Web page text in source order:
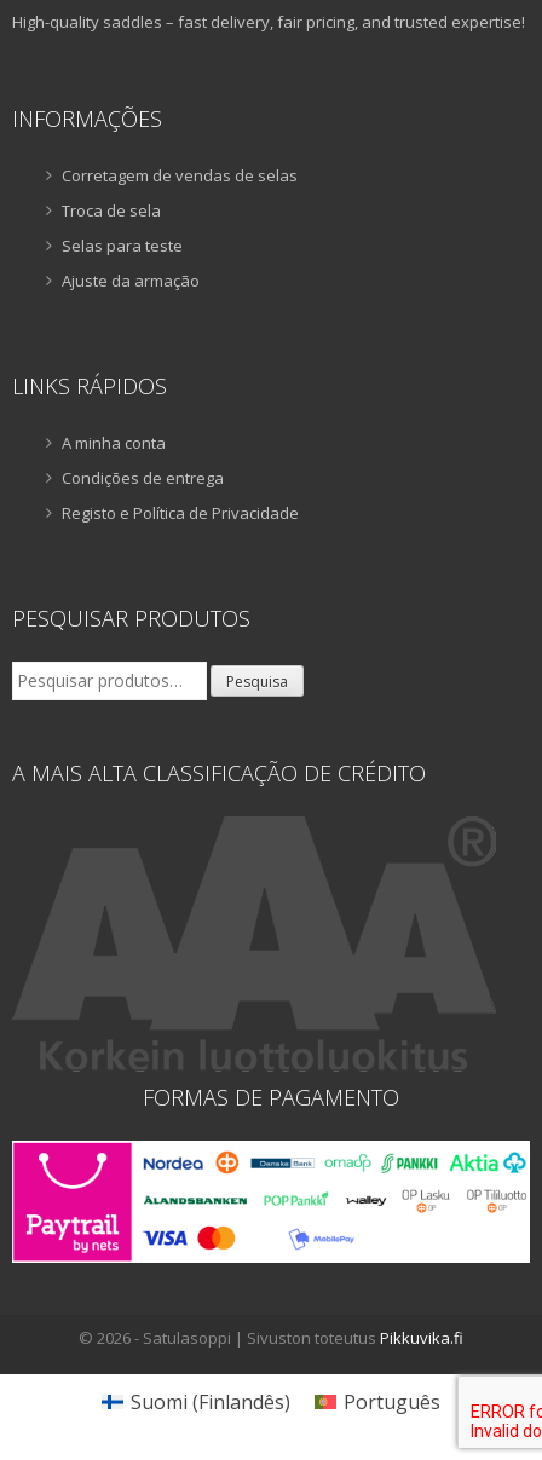
High-quality saddles – fast delivery, fair pricing, and trusted expertise!
INFORMAÇÕES
Corretagem de vendas de selas
Troca de sela
Selas para teste
Ajuste da armação
LINKS RÁPIDOS
A minha conta
Condições de entrega
Registo e Política de Privacidade
PESQUISAR PRODUTOS
Pesquisar
por:
Pesquisa
A MAIS ALTA CLASSIFICAÇÃO DE CRÉDITO
FORMAS DE PAGAMENTO
© 2026 - Satulasoppi | Sivuston toteutus Pikkuvika.fi
Suomi (Finlandês) Português